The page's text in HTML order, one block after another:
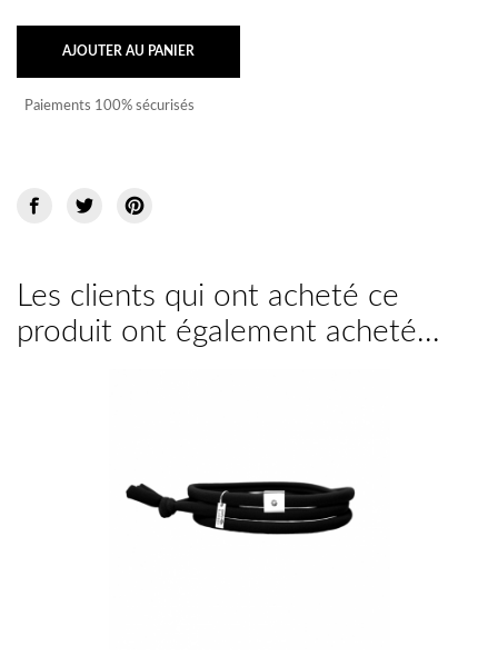
AJOUTER AU PANIER
Paiements 100% sécurisés
Les clients qui ont acheté ce
produit ont également acheté...